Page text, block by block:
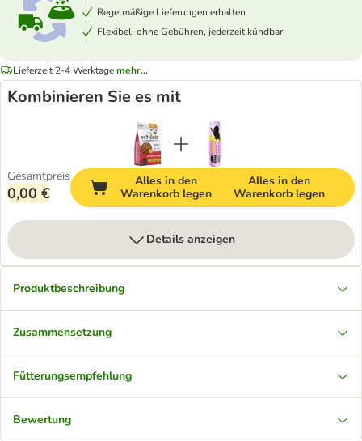
Regelmäßige Lieferungen erhalten
Flexibel, ohne Gebühren, jederzeit kündbar
Lieferzeit 2-4 Werktagemehr...
Kombinieren Sie es mit
Gesamtpreis
0,00 €
Alles in den
Warenkorb legen
Alles in den
Warenkorb legen
Details anzeigen
Produktbeschreibung
Zusammensetzung
Fütterungsempfehlung
Bewertung